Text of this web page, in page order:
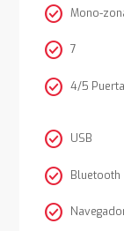
check_circle Mono-
check_circle 7
check_circle 4/5
check_circle USB
check_circle Bluetooth
check_circle